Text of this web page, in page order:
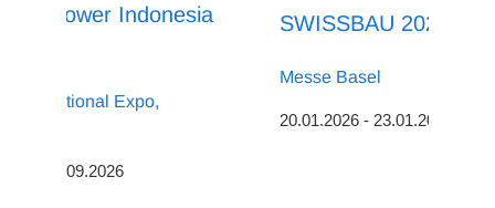
& Power Indonesia
International Expo,
- 05.09.2026
SWISSBAU 2026
Messe Basel
20.01.2026 - 23.01.2026